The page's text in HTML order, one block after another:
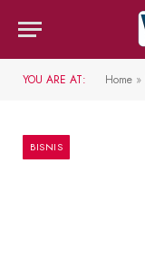
YOU ARE AT: Home »
BISNIS